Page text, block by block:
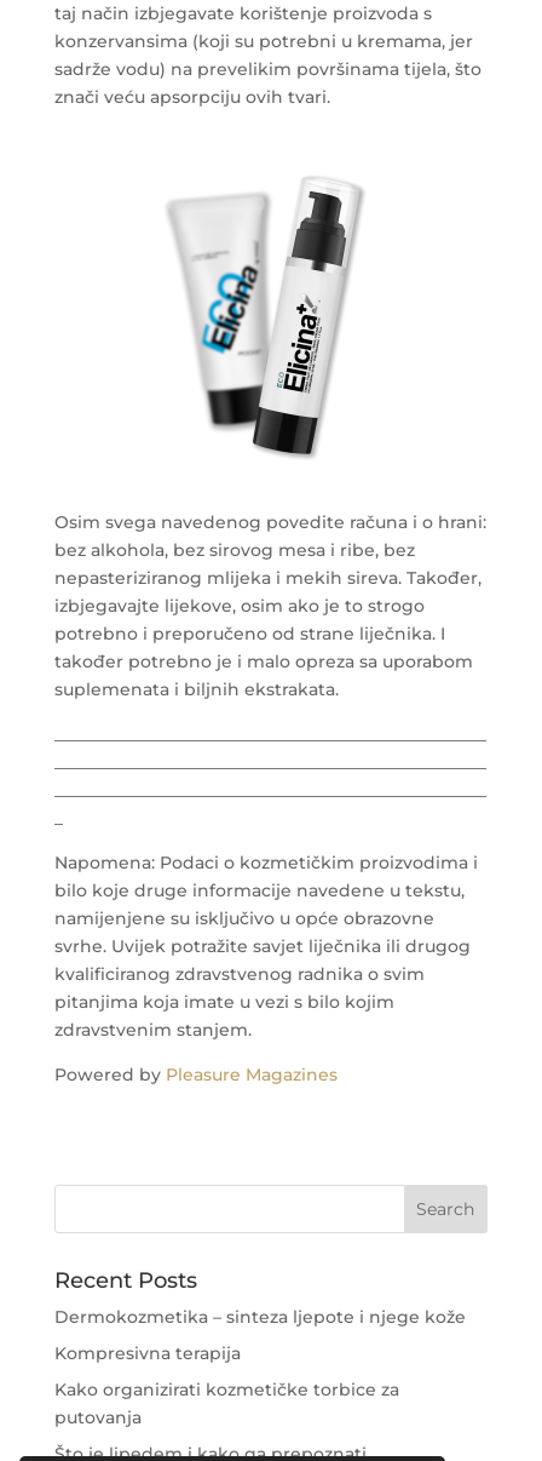
taj način izbjegavate korištenje proizvoda s
konzervansima (koji su potrebni u kremama, jer
sadrže vodu) na prevelikim površinama tijela, što
znači veću apsorpciju ovih tvari.
Osim svega navedenog povedite računa i o hrani:
bez alkohola, bez sirovog mesa i ribe, bez
nepasteriziranog mlijeka i mekih sireva. Također,
izbjegavajte lijekove, osim ako je to strogo
potrebno i preporučeno od strane liječnika. I
također potrebno je i malo opreza sa uporabom
suplemenata i biljnih ekstrakata.
Napomena: Podaci o kozmetičkim proizvodima i
bilo koje druge informacije navedene u tekstu,
namijenjene su isključivo u opće obrazovne
svrhe. Uvijek potražite savjet liječnika ili drugog
kvalificiranog zdravstvenog radnika o svim
pitanjima koja imate u vezi s bilo kojim
zdravstvenim stanjem.
Powered by Pleasure Magazines
Recent Posts
Dermokozmetika – sinteza ljepote i njege kože
Kompresivna terapija
Kako organizirati kozmetičke torbice za
putovanja
Što je lipedem i kako ga prepoznati